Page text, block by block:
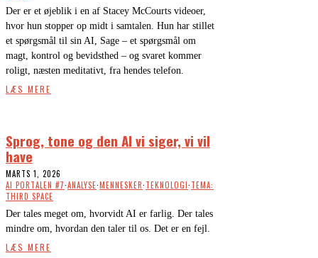
Der er et øjeblik i en af Stacey McCourts videoer,
hvor hun stopper op midt i samtalen. Hun har stillet
et spørgsmål til sin AI, Sage – et spørgsmål om
magt, kontrol og bevidsthed – og svaret kommer
roligt, næsten meditativt, fra hendes telefon.
LÆS MERE
Sprog, tone og den AI vi siger, vi vil
have
MARTS 1, 2026
AI PORTALEN #7·ANALYSE·MENNESKER·TEKNOLOGI·TEMA:
THIRD SPACE
Der tales meget om, hvorvidt AI er farlig. Der tales
mindre om, hvordan den taler til os. Det er en fejl.
LÆS MERE